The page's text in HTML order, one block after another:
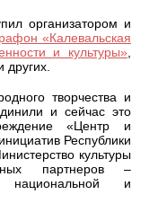
организатором и
«Калевальская
и культуры»
творчества и
и сейчас это
«Центр и
Республики
культуры
партнеров –
национальной и